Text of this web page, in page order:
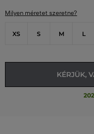
Milyen méretet szeretne?
XS S M L
KÉRJÜK,